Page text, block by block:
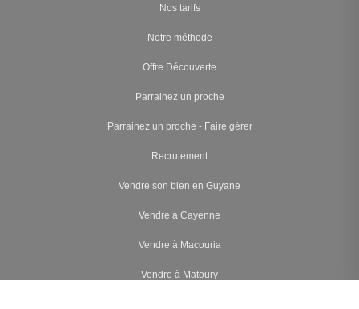
Nos tarifs
Notre méthode
Offre Découverte
Parrainez un proche
Parrainez un proche - Faire gérer
Recrutement
Vendre son bien en Guyane
Vendre à Cayenne
Vendre à Macouria
Vendre à Matoury